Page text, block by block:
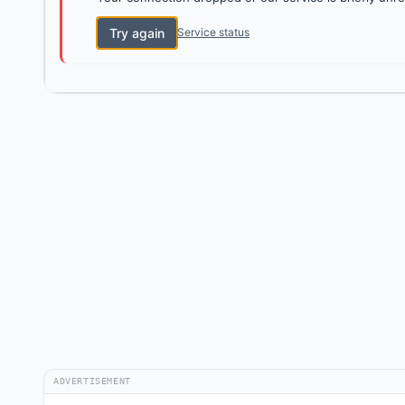
Try again Service status
ADVERTISEMENT